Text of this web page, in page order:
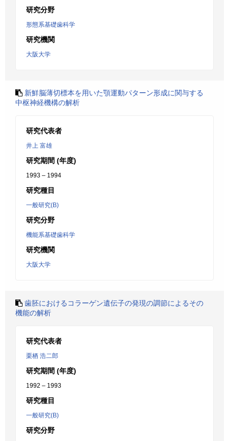
研究分野
形態系基礎歯科学
研究機関
大阪大学
新鮮脳薄切標本を用いた顎運動パターン形成に関与する
中枢神経機構の解析
研究代表者
井上 富雄
研究期間 (年度)
1993 – 1994
研究種目
一般研究(B)
研究分野
機能系基礎歯科学
研究機関
大阪大学
歯胚におけるコラーゲン遺伝子の発現の調節によるその
機能の解析
研究代表者
栗栖 浩二郎
研究期間 (年度)
1992 – 1993
研究種目
一般研究(B)
研究分野